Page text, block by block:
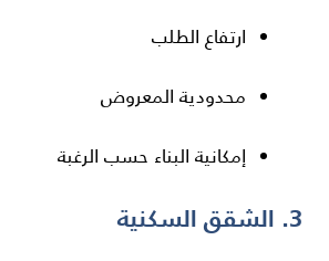
ارتفاع الطلب
محدودية المعروض
إمكانية البناء حسب الرغبة
3. الشقق السكنية